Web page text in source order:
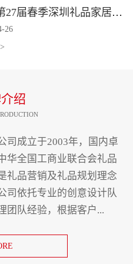
2019第27届春季深圳礼品家居展开幕 引领礼赠行业新动向
-26
绍
司成立于2003年，国内卓
华全国工商业联合会礼品
礼品营销及礼品规划理念
司依托专业的创意设计队
团队经验，根据客户...